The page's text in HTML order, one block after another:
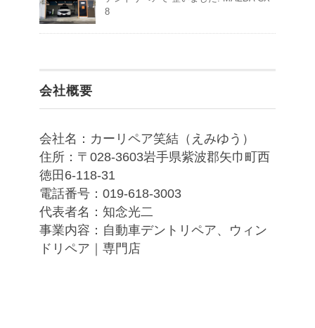
8
会社概要
会社名：カーリペア笑結（えみゆう）
住所：〒028-3603岩手県紫波郡矢巾町西
徳田6-118-31
電話番号：019-618-3003
代表者名：知念光二
事業内容：自動車デントリペア、ウィン
ドリペア｜専門店